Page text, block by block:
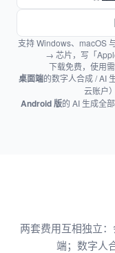
支持 Windows、macOS
→ 芯片，写「
下载免费，使用
桌面端的数字人合成 / AI
云账户）
Android 版的 AI 生成全
两套费用互相独立
端；数字人